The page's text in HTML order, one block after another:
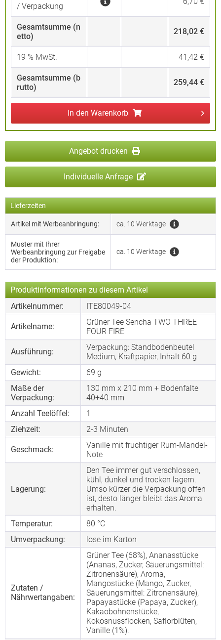
/ Verpackung
Gesamtsumme (n
etto)
218,02 €
19 % MwSt. 41,42 €
Gesamtsumme (b
rutto)
259,44 €
In den Warenkorb
Angebot drucken
Individuelle Anfrage
Lieferzeiten
Artikel mit Werbeanbringung: ca. 10 Werktage
Muster mit Ihrer
Werbeanbringung zur Freigabe
der Produktion:
ca. 10 Werktage
Produktinformationen zu diesem Artikel
Artikelnummer:
ITE80049-04
Artikelname:
Grüner Tee Sencha TWO THREE
FOUR FIRE
Ausführung:
Verpackung: Standbodenbeutel
Medium, Kraftpapier, Inhalt 60 g
Gewicht:
69 g
Maße der
Verpackung:
130 mm x 210 mm + Bodenfalte
40+40 mm
Anzahl Teelöffel:
1
Ziehzeit:
2-3 Minuten
Geschmack:
Vanille mit fruchtiger Rum-Mandel-
Note
Lagerung:
Den Tee immer gut verschlossen,
kühl, dunkel und trocken lagern.
Umso kürzer die Verpackung offen
ist, desto länger bleibt das Aroma
erhalten.
Temperatur:
80 °C
Umverpackung:
lose im Karton
Zutaten /
Nährwertangaben:
Grüner Tee (68%), Ananasstücke
(Ananas, Zucker, Säuerungsmittel:
Zitronensäure), Aroma,
Mangostücke (Mango, Zucker,
Säuerungsmittel: Zitronensäure),
Papayastücke (Papaya, Zucker),
Kakaobohnenstücke,
Kokosnussflocken, Saflorblüten,
Vanille (1%).